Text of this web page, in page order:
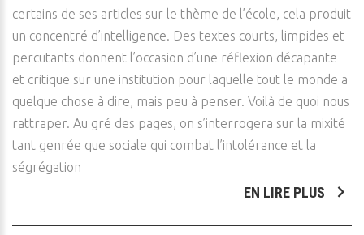
certains de ses articles sur le thème de l’école, cela produit
un concentré d’intelligence. Des textes courts, limpides et
percutants donnent l’occasion d’une réflexion décapante
et critique sur une institution pour laquelle tout le monde a
quelque chose à dire, mais peu à penser. Voilà de quoi nous
rattraper. Au gré des pages, on s’interrogera sur la mixité
tant genrée que sociale qui combat l’intolérance et la
ségrégation
EN LIRE PLUS